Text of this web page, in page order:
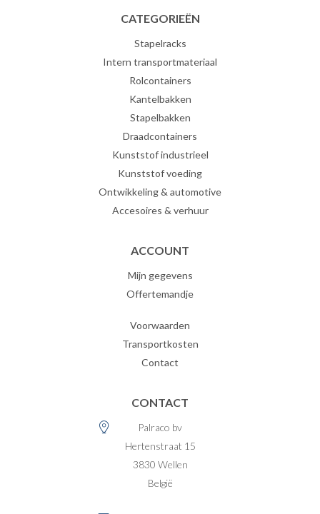
CATEGORIEËN
Stapelracks
Intern transportmateriaal
Rolcontainers
Kantelbakken
Stapelbakken
Draadcontainers
Kunststof industrieel
Kunststof voeding
Ontwikkeling & automotive
Accesoires & verhuur
ACCOUNT
Mijn gegevens
Offertemandje
Voorwaarden
Transportkosten
Contact
CONTACT
Palraco bv
Hertenstraat 15
3830 Wellen
België